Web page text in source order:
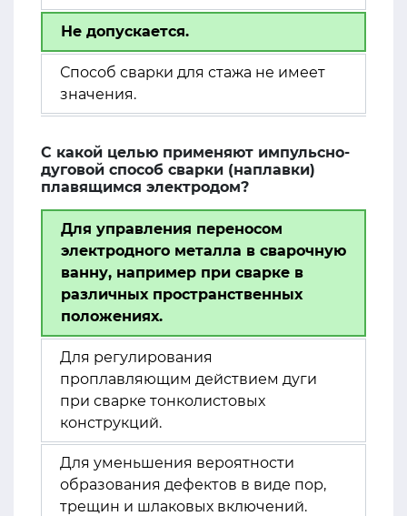
Не допускается.
Способ сварки для стажа не имеет
значения.
С какой целью применяют импульсно-
дуговой способ сварки (наплавки)
плавящимся электродом?
Для управления переносом
электродного металла в сварочную
ванну, например при сварке в
различных пространственных
положениях.
Для регулирования
проплавляющим действием дуги
при сварке тонколистовых
конструкций.
Для уменьшения вероятности
образования дефектов в виде пор,
трещин и шлаковых включений.